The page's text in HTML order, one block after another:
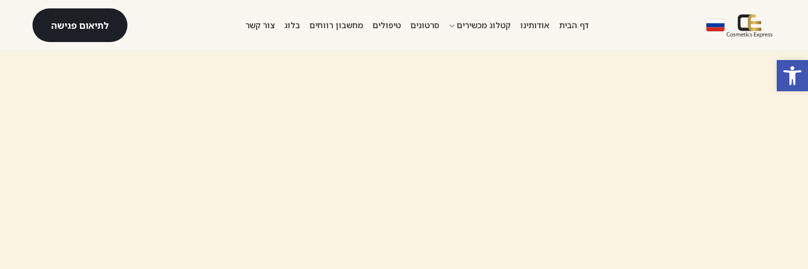
פתח סרגל נגישות
דף הבית אודותינו קטלוג מכשירים סרטונים טיפולים מחשבון רווחים בלוג צור קשר לתיאום פגישה